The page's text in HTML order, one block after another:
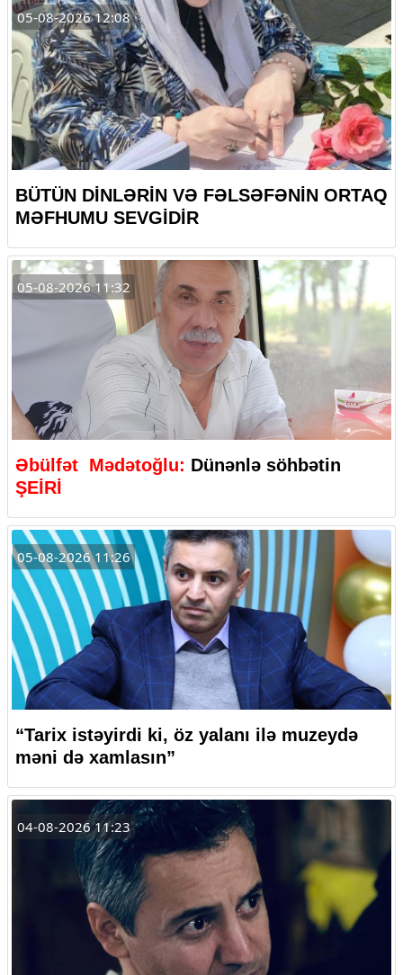
05-08-2026 12:08
BÜTÜN DİNLƏRİN VƏ FƏLSƏFƏNİN ORTAQ
MƏFHUMU SEVGİDİR
05-08-2026 11:32
Əbülfət Mədətoğlu: Dünənlə söhbətin
ŞEİRİ
05-08-2026 11:26
“Tarix istəyirdi ki, öz yalanı ilə muzeydə
məni də xamlasın”
04-08-2026 11:23